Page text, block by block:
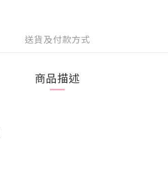
送貨及付款方式
商品描述